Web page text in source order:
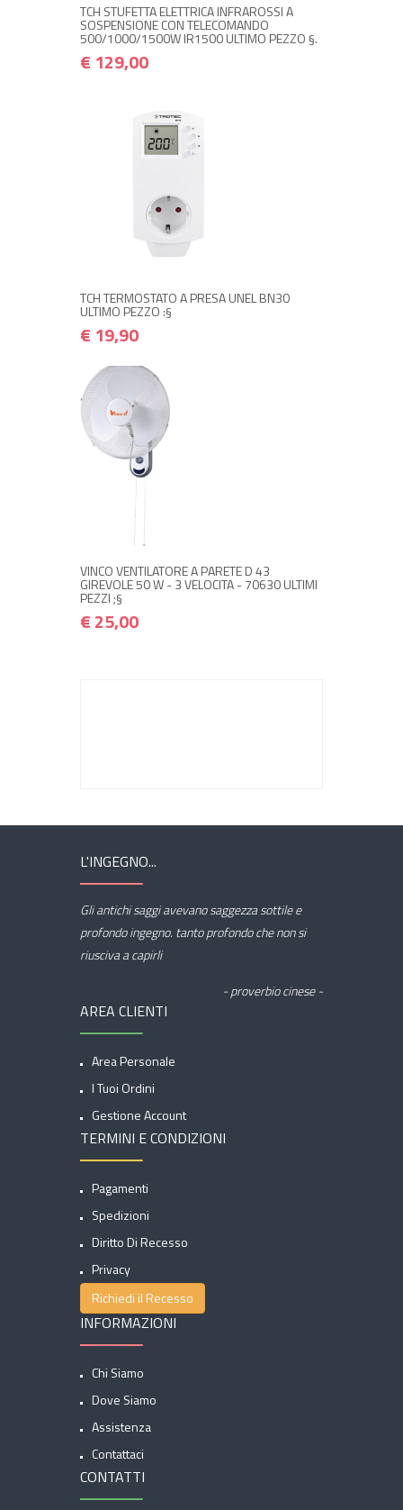
TCH STUFETTA ELETTRICA INFRAROSSI A
SOSPENSIONE CON TELECOMANDO
500/1000/1500W IR1500 ULTIMO PEZZO §.
€ 129,00
TCH TERMOSTATO A PRESA UNEL BN30
ULTIMO PEZZO :§
€ 19,90
+ ACQUISTA
VINCO VENTILATORE A PARETE D 43
GIREVOLE 50 W - 3 VELOCITA - 70630 ULTIMI
PEZZI ;§
€ 25,00
L'INGEGNO...
Gli antichi saggi avevano saggezza sottile e
profondo ingegno. tanto profondo che non si
riusciva a capirli
- proverbio cinese -
AREA CLIENTI
Area Personale
I Tuoi Ordini
Gestione Account
TERMINI E CONDIZIONI
Pagamenti
Spedizioni
Diritto Di Recesso
Privacy
Richiedi il Recesso
INFORMAZIONI
Chi Siamo
Dove Siamo
Assistenza
Contattaci
CONTATTI